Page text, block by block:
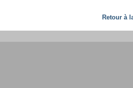
Retour à